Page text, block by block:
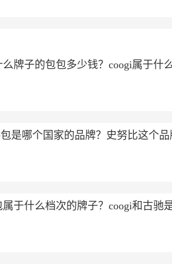
么牌子的包包多少钱？coogi属于什
是哪个国家的品牌？史努比这个品
属于什么档次的牌子？coogi和古驰